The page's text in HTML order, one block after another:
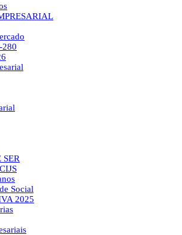
280
SER
Social
2025